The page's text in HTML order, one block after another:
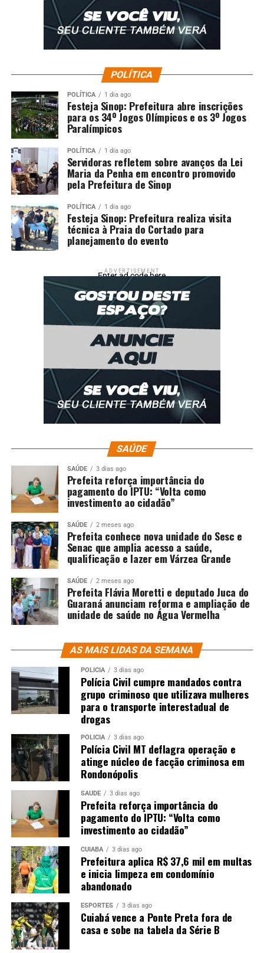
POLÍTICA
POLÍTICA 1 dia ago
Festeja Sinop: Prefeitura abre inscrições
para os 34º Jogos Olímpicos e os 3º Jogos
Paralímpicos
POLÍTICA 1 dia ago
Servidoras refletem sobre avanços da Lei
Maria da Penha em encontro promovido
pela Prefeitura de Sinop
POLÍTICA 1 dia ago
Festeja Sinop: Prefeitura realiza visita
técnica à Praia do Cortado para
planejamento do evento
ADVERTISEMENT
Enter ad code here
SAÚDE
SAÚDE 3 dias ago
Prefeita reforça importância do
pagamento do IPTU: “Volta como
investimento ao cidadão”
SAÚDE 2 meses ago
Prefeita conhece nova unidade do Sesc e
Senac que amplia acesso a saúde,
qualificação e lazer em Várzea Grande
SAÚDE 2 meses ago
Prefeita Flávia Moretti e deputado Juca do
Guaraná anunciam reforma e ampliação de
unidade de saúde no Água Vermelha
AS MAIS LIDAS DA SEMANA
POLÍCIA 3 dias ago
Polícia Civil cumpre mandados contra
grupo criminoso que utilizava mulheres
para o transporte interestadual de
drogas
POLÍCIA 3 dias ago
Polícia Civil MT deflagra operação e
atinge núcleo de facção criminosa em
Rondonópolis
SAÚDE 3 dias ago
Prefeita reforça importância do
pagamento do IPTU: “Volta como
investimento ao cidadão”
CUIABÁ 3 dias ago
Prefeitura aplica R$ 37,6 mil em multas
e inicia limpeza em condomínio
abandonado
ESPORTES 3 dias ago
Cuiabá vence a Ponte Preta fora de
casa e sobe na tabela da Série B